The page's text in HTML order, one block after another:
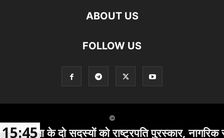
ABOUT US
FOLLOW US
©
के दो सदस्यों को राष्ट्रपति पुरस्कार, नागरिक सुरक्षा
15:45